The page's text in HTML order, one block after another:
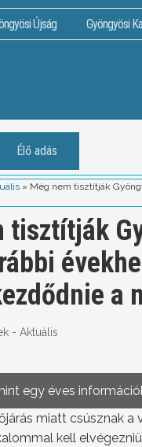
Újság Gyöngyösi
Élő adás
» Még nem tisztítják
tisztítják
a
- Aktuális
egy éves
miatt csúsznak
kell